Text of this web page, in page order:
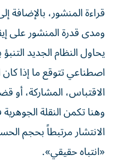
قراءة المنشور، بالإضافة
ومدى قدرة المنشور على
يحاول النظام الجديد
اصطناعي تتوقع ما إذا
الاقتباس، المشاركة،
وهنا تكمن النقلة
الانتشار مرتبطاً بحجم
«انتباه حقيقي».